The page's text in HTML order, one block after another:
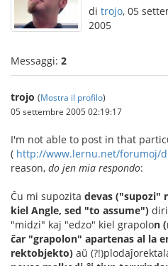
di trojo, 05
2005
Messaggi: 2
trojo (Mostra il profilo)
05 settembre 2005 02:19:17
I'm not able to post in that
( http://www.lernu.net/forumoj/
reason, do jen mia respondo:
Ĉu mi supozita devas ("supozi"
kiel Angle, sed "to assume")
"midzi" kaj "edzo" kiel grapolon
ĉar "grapolon" apartenas al la
rektobjekto) aŭ